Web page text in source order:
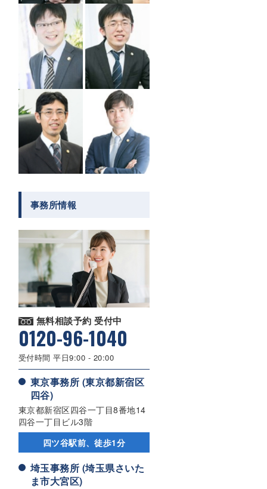
事務所情報
無料相談予約 受付中
0120-96-1040
受付時間 平日9:00 - 20:00
東京事務所 (東京都新宿区
四谷)
東京都新宿区四谷一丁目8番地14
四谷一丁目ビル3階
四ツ谷駅前、徒歩1分
埼玉事務所 (埼玉県さいた
ま市大宮区)